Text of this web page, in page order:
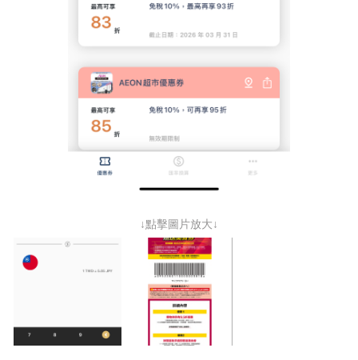
↓點擊圖片放大↓